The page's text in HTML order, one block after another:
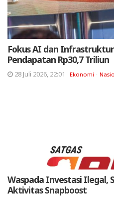
Fokus AI dan
Pendapatan Rp30,7 Triliun
28 Juli 2026, 22:01 Ekonomi
Waspada Investasi Ilegal,
Aktivitas Snapboost